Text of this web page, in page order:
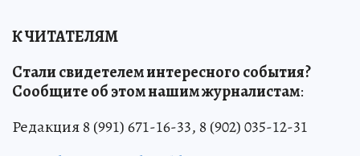
К ЧИТАТЕЛЯМ
Стали свидетелем интересного события?
Сообщите об этом нашим журналистам:
Редакция 8 (991) 671-16-33, 8 (902) 035-12-31